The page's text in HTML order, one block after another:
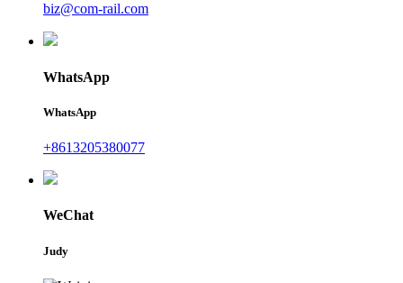
biz@com-rail.com
WhatsApp
WhatsApp
+8613205380077
WeChat
Judy